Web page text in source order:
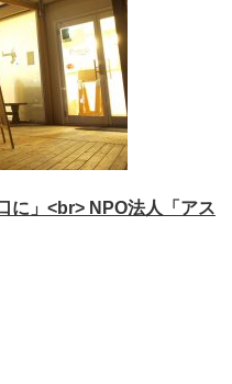
に」<br> NPO法人「アス